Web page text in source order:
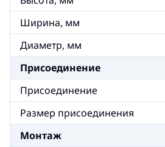
Ширина, мм
Диаметр, мм
Присоединение
Присоединение
Размер присоединения
Монтаж